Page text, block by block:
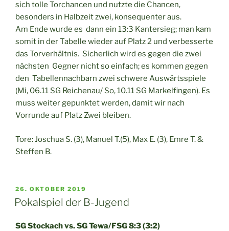
sich tolle Torchancen und nutzte die Chancen,
besonders in Halbzeit zwei, konsequenter aus.
Am Ende wurde es dann ein 13:3 Kantersieg; man kam
somit in der Tabelle wieder auf Platz 2 und verbesserte
das Torverhältnis. Sicherlich wird es gegen die zwei
nächsten Gegner nicht so einfach; es kommen gegen
den Tabellennachbarn zwei schwere Auswärtsspiele
(Mi, 06.11 SG Reichenau/ So, 10.11 SG Markelfingen). Es
muss weiter gepunktet werden, damit wir nach
Vorrunde auf Platz Zwei bleiben.
Tore: Joschua S. (3), Manuel T.(5), Max E. (3), Emre T. &
Steffen B.
VERÖFFENTLICHT
AM
26. OKTOBER 2019
Pokalspiel der B-Jugend
SG Stockach vs. SG Tewa/FSG 8:3 (3:2)